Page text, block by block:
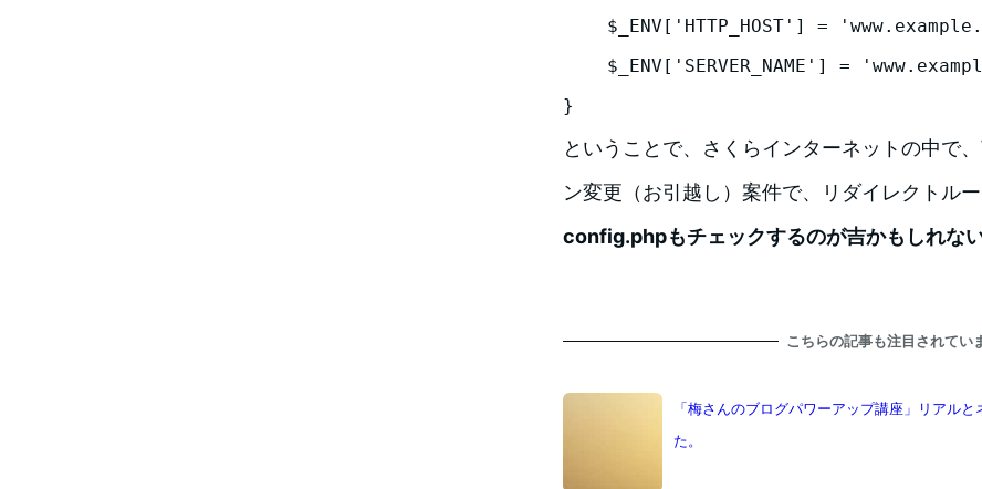
}
ということで、さくらインターネットの中で
ン変更（お引越し）案件で、リダイレクトルー
config.phpもチェックするのが吉かもしれない
こちらの記事も注目されてい
「梅さんのブログパワーアップ講座」リアル
た。